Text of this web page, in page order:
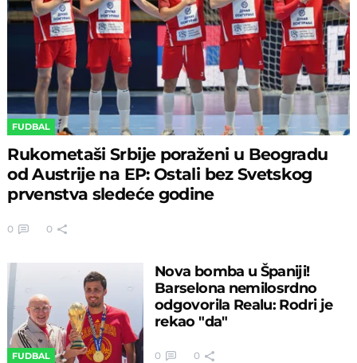
FUDBAL
Rukometaši Srbije poraženi u Beogradu
od Austrije na EP: Ostali bez Svetskog
prvenstva sledeće godine
0 0
FUDBAL
Nova bomba u Španiji!
Barselona nemilosrdno
odgovorila Realu: Rodri je
rekao "da"
0 0